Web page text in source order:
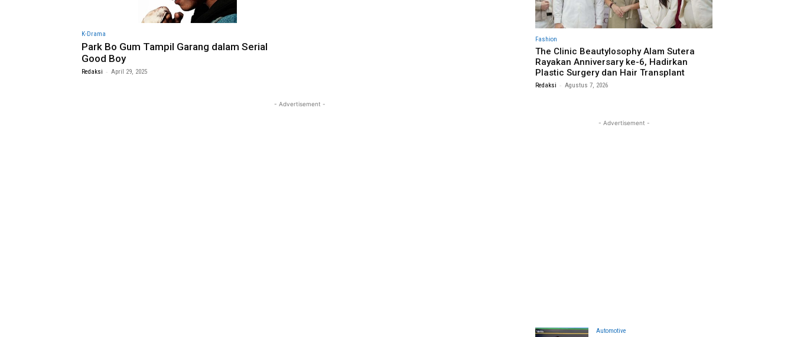
K-Drama
Park Bo Gum Tampil Garang dalam Serial
Good Boy
Redaksi - April 29, 2025
- Advertisement -
Fashion
The Clinic Beautylosophy Alam Sutera
Rayakan Anniversary ke-6, Hadirkan
Plastic Surgery dan Hair Transplant
Redaksi - Agustus 7, 2026
- Advertisement -
Automotive